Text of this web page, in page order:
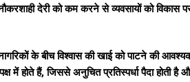
देरी को कम करने से व्यवसायों को विकास
के बीच विश्वास की खाई को पाटने की
में होते हैं, जिससे अनुचित प्रतिस्पर्धा पैदा होती